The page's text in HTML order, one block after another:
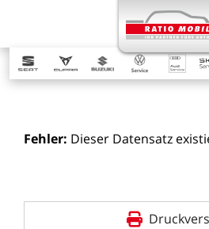
Fehler: Dieser Datensatz